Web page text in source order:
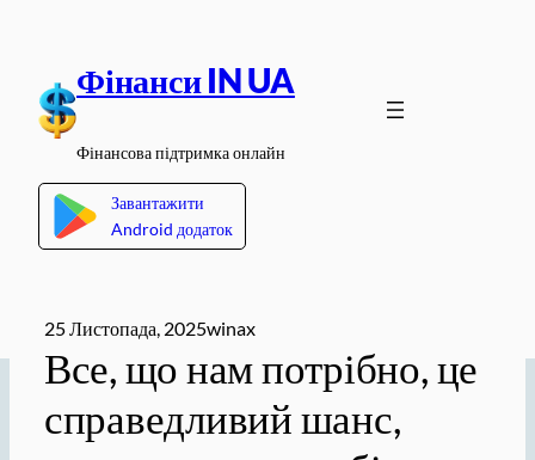
вмісту
Фінанси IN UA
Фінансова підтримка онлайн
Завантажити
Android додаток
25 Листопада, 2025winax
Все, що нам потрібно, це
справедливий шанс,